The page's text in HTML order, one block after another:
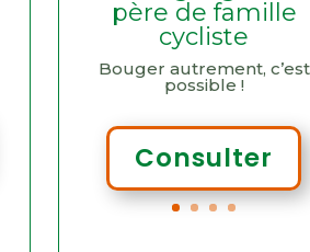
père de famille
cycliste
Bouger autrement, c’est
possible !
Consulter